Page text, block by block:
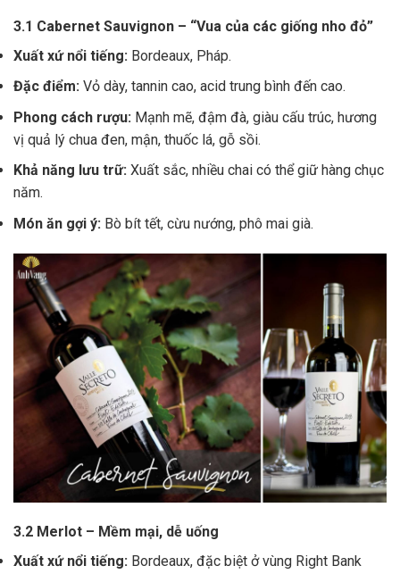
3.1 Cabernet Sauvignon – “Vua của các giống nho đỏ”
Xuất xứ nổi tiếng: Bordeaux, Pháp.
Đặc điểm: Vỏ dày, tannin cao, acid trung bình đến cao.
Phong cách rượu: Mạnh mẽ, đậm đà, giàu cấu trúc, hương
vị quả lý chua đen, mận, thuốc lá, gỗ sồi.
Khả năng lưu trữ: Xuất sắc, nhiều chai có thể giữ hàng chục
năm.
Món ăn gợi ý: Bò bít tết, cừu nướng, phô mai già.
3.2 Merlot – Mềm mại, dễ uống
Xuất xứ nổi tiếng: Bordeaux, đặc biệt ở vùng Right Bank